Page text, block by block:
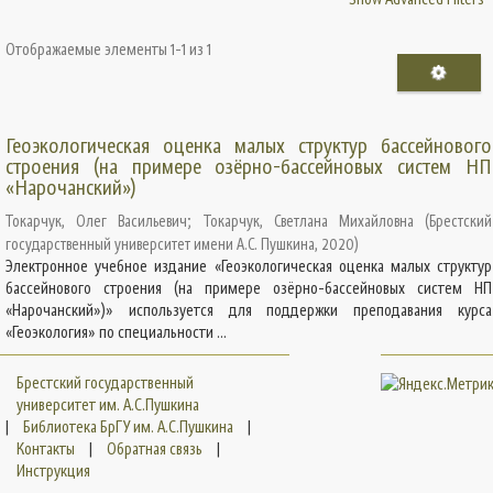
Отображаемые элементы 1-1 из 1
Геоэкологическая оценка малых структур бассейнового
строения (на примере озёрно-бассейновых систем НП
«Нарочанский»)
Токарчук, Олег Васильевич; Токарчук, Светлана Михайловна (Брестский
государственный университет имени А.С. Пушкина, 2020)
Электронное учебное издание «Геоэкологическая оценка малых структур
бассейнового строения (на примере озёрно-бассейновых систем НП
«Нарочанский»)» используется для поддержки преподавания курса
«Геоэкология» по специальности ...
Брестский государственный
университет им. А.С.Пушкина
|
Библиотека БрГУ им. А.С.Пушкина
|
Контакты
| Обратная связь
|
Инструкция